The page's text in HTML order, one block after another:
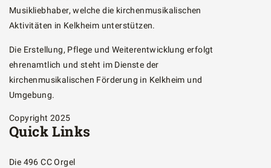
Musikliebhaber, welche die kirchenmusikalischen
Aktivitäten in Kelkheim unterstützen.
Die Erstellung, Pflege und Weiterentwicklung erfolgt
ehrenamtlich und steht im Dienste der
kirchenmusikalischen Förderung in Kelkheim und
Umgebung.
Copyright 2025
Quick Links
Die 496 CC Orgel